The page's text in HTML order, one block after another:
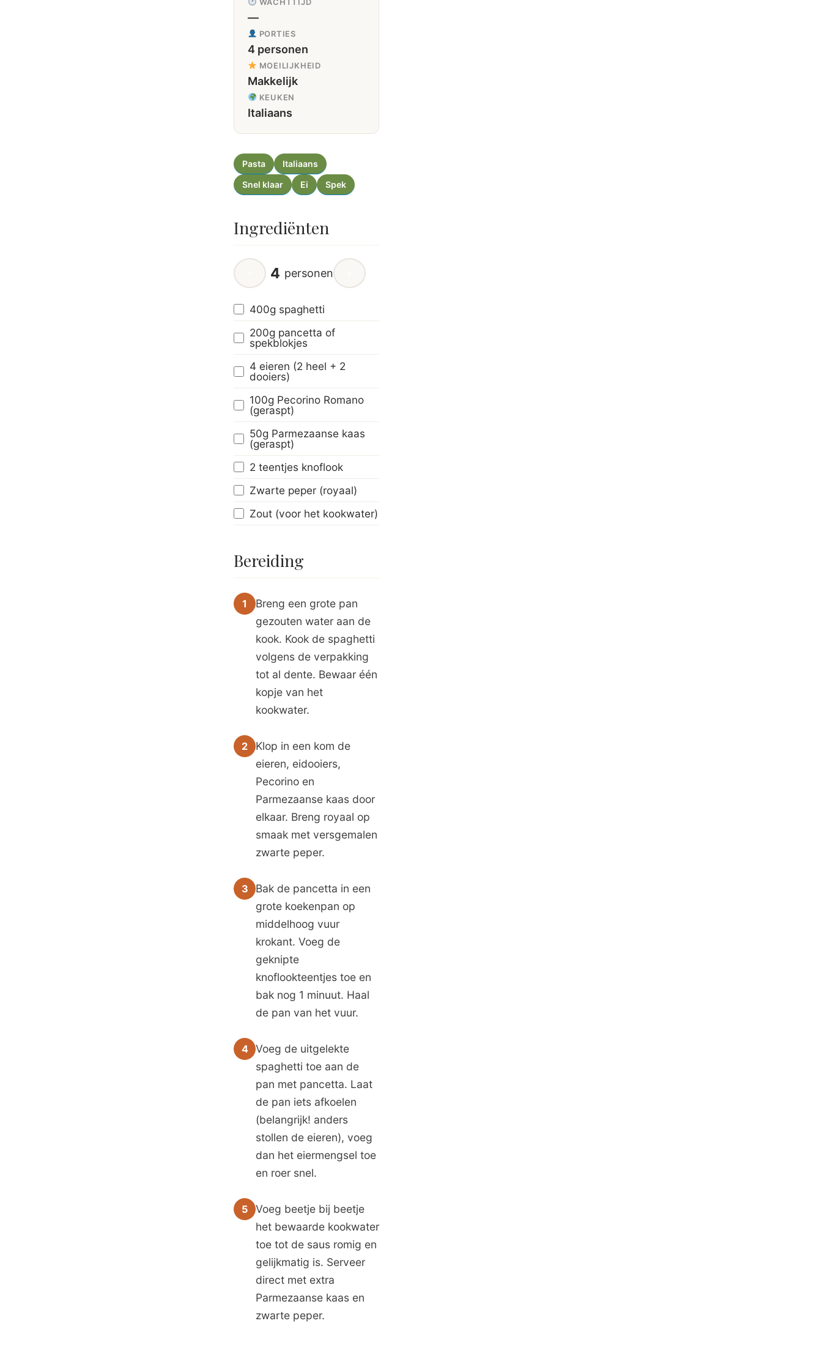
—
PORTIES
4 personen
MOEILIJKHEID
Makkelijk
KEUKEN
Italiaans
Pasta
Italiaans
Snel klaar
Ei Spek
Ingrediënten
4 personen
400g spaghetti
200g pancetta of
spekblokjes
4 eieren (2 heel + 2
dooiers)
100g Pecorino Romano
(geraspt)
50g Parmezaanse kaas
(geraspt)
2 teentjes knoflook
Zwarte peper (royaal)
Zout (voor het kookwater)
Bereiding
1
Breng een grote pan
gezouten water aan de
kook. Kook de spaghetti
volgens de verpakking
tot al dente. Bewaar één
kopje van het
kookwater.
2
Klop in een kom de
eieren, eidooiers,
Pecorino en
Parmezaanse kaas door
elkaar. Breng royaal op
smaak met versgemalen
zwarte peper.
3
Bak de pancetta in een
grote koekenpan op
middelhoog vuur
krokant. Voeg de
geknipte
knoflookteentjes toe en
bak nog 1 minuut. Haal
de pan van het vuur.
4
Voeg de uitgelekte
spaghetti toe aan de
pan met pancetta. Laat
de pan iets afkoelen
(belangrijk! anders
stollen de eieren), voeg
dan het eiermengsel toe
en roer snel.
5
Voeg beetje bij beetje
het bewaarde kookwater
toe tot de saus romig en
gelijkmatig is. Serveer
direct met extra
Parmezaanse kaas en
zwarte peper.